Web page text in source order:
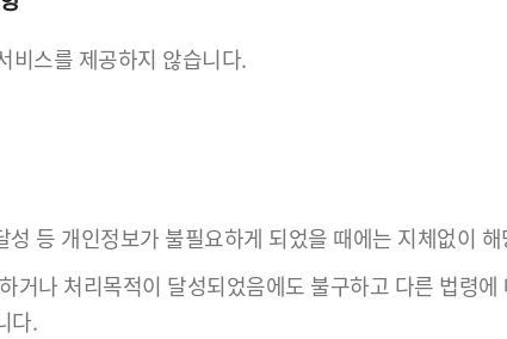
스를 제공하지 않습니다.
등 개인정보가 불필요하게 되었을 때에는 지체없이
나 처리목적이 달성되었음에도 불구하고 다른 법령
다.